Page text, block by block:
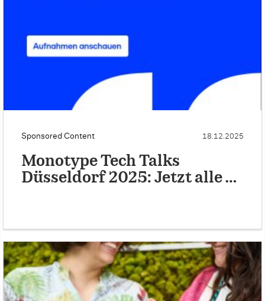
Sponsored Content 18.12.2025
Monotype Tech Talks
Düsseldorf 2025: Jetzt alle …